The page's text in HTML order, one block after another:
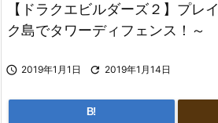
【ドラクエビルダーズ２】プレ
ク島でタワーディフェンス！～
 2019年1月1日  2019年1月14日
B!